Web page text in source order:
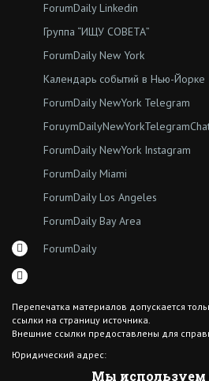
ForumDaily Linkedin
Группа “ИЩУ СОВЕТА”
ForumDaily New York
Календарь событий в Нью-Йорке
ForumDaily NewYork Telegram
ForumDaily NewYork Instagram
ForumDaily Miami
ForumDaily Los Angeles
ForumDaily Bay Area
ForumDaily
Перепечатка материалов допускается
ссылки на страницу источника.
Внешние ссылки предоставлены для
Юридический адрес:
Мы используем